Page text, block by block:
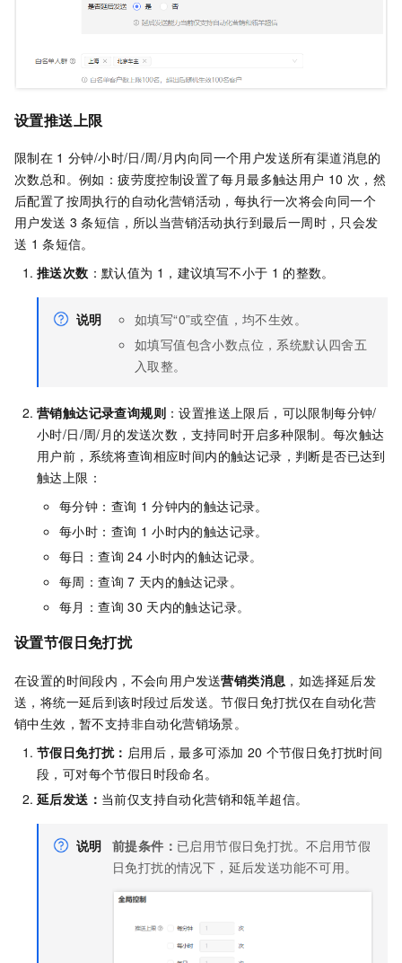
设置推送上限
限制在 1 分钟/小时/日/周/月内向同一个用户发送所有渠道消息的
次数总和。例如：疲劳度控制设置了每月最多触达用户 10 次，然
后配置了按周执行的自动化营销活动，每执行一次将会向同一个
用户发送 3 条短信，所以当营销活动执行到最后一周时，只会发
送 1 条短信。
推送次数 ：默认值为 1，建议填写不⼩于 1 的整数。
说明
如填写“0”或空值，均不⽣效。
如填写值包含⼩数点位，系统默认四舍五
入取整。
营销触达记录查询规则 ：设置推送上限后，可以限制每分钟/
⼩时/⽇/周/⽉的发送次数，⽀持同时开启多种限制。每次触达
用户前，系统将查询相应时间内的触达记录，判断是否已达到
触达上限：
每分钟：查询 1 分钟内的触达记录。
每小时：查询 1 小时内的触达记录。
每日：查询 24 小时内的触达记录。
每周：查询 7 天内的触达记录。
每月：查询 30 天内的触达记录。
设置节假日免打扰
在设置的时间段内，不会向用户发送营销类消息 ，如选择延后发
送，将统一延后到该时段过后发送。节假日免打扰仅在自动化营
销中生效，暂不支持非自动化营销场景。
节假日免打扰： 启用后，最多可添加 20 个节假日免打扰时间
段，可对每个节假日时段命名。
延后发送： 当前仅支持自动化营销和瓴羊超信。
说明 前提条件： 已启用节假日免打扰。不启用节假
日免打扰的情况下，延后发送功能不可用。